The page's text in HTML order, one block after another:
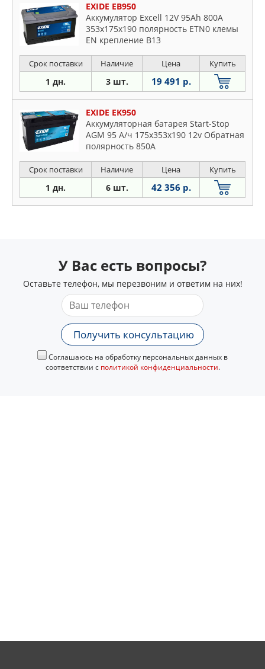
EXIDE EB950
Аккумулятор Excell 12V 95Ah 800A
353х175х190 полярность ETN0 клемы
EN крепление B13
Срок поставки Наличие Цена Купить
1 дн. 3 шт. 19 491 р.
EXIDE EK950
Аккумуляторная батарея Start-Stop
AGM 95 А/ч 175x353x190 12v Обратная
полярность 850A
Срок поставки Наличие Цена Купить
1 дн. 6 шт. 42 356 р.
У Вас есть вопросы?
Оставьте телефон, мы перезвоним и ответим на них!
Получить консультацию
Соглашаюсь на обработку персональных данных в
соответствии с политикой конфиденциальности.